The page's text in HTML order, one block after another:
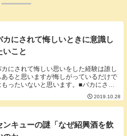
カにされて悔しいときに意識し
いこと
カにされて悔しい思いをした経験は誰し
あると思いますが悔しがっているだけで
もったいないと思います。■バカにされ
悔しさの裏に本当に頑張っている自分が
るか。バカにされた悔しさは頑張ってい
気持ちと比例することが多くバカにされ
2019.10.28
ンキューの謎「なぜ紹興酒を飲